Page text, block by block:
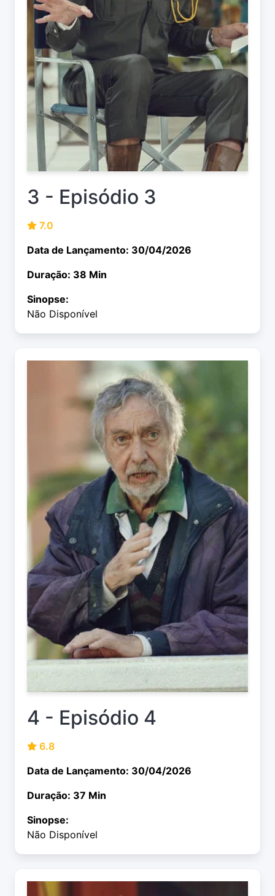
3 - Episódio 3
7.0
Data de Lançamento: 30/04/2026
Duração: 38 Min
Sinopse:
Não Disponível
4 - Episódio 4
6.8
Data de Lançamento: 30/04/2026
Duração: 37 Min
Sinopse:
Não Disponível